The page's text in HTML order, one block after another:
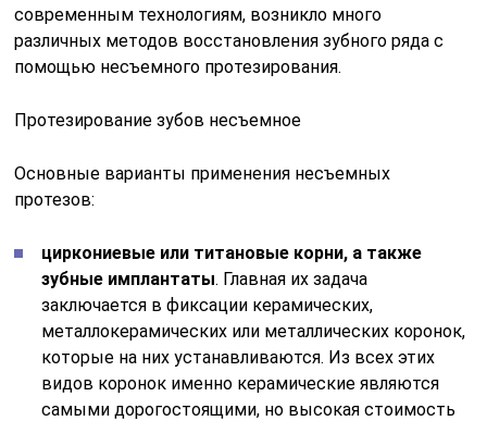
современным технологиям, возникло много
различных методов восстановления зубного ряда с
помощью несъемного протезирования.
Протезирование зубов несъемное
Основные варианты применения несъемных
протезов:
циркониевые или титановые корни, а также
зубные имплантаты. Главная их задача
заключается в фиксации керамических,
металлокерамических или металлических коронок,
которые на них устанавливаются. Из всех этих
видов коронок именно керамические являются
самыми дорогостоящими, но высокая стоимость